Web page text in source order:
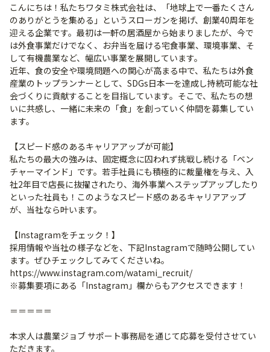
こんにちは！私たちワタミ株式会社は、「地球上で一番たくさん
のありがとうを集める」というスローガンを掲げ、創業40周年を
迎える企業です。最初は一軒の居酒屋から始まりましたが、今で
は外食事業だけでなく、お弁当を届ける宅食事業、環境事業、そ
して有機農業など、幅広い事業を展開しています。
近年、食の安全や環境問題への関心が高まる中で、私たちは外食
産業のトップランナーとして、SDGs日本一を達成し持続可能な社
会づくりに貢献することを目指しています。そこで、私たちの想
いに共感し、一緒に未来の「食」を創っていく仲間を募集してい
ます。
【スピード感のあるキャリアアップが可能】
私たちの最大の強みは、固定概念に囚われず挑戦し続ける「ベン
チャーマインド」です。若手社員にも積極的に裁量権を与え、入
社2年目で店長に抜擢されたり、海外事業へステップアップしたり
といった社員も！このようなスピード感のあるキャリアアップ
が、当社なら叶います。
【Instagramをチェック！】
採用情報や当社の様子などを、下記Instagramで随時公開してい
ます。ぜひチェックしてみてくださいね。
https://www.instagram.com/watami_recruit/
※募集要項にある「Instagram」欄からもアクセスできます！
＝＝＝＝＝
本求人は農業ジョブ サポート事務局を通じて応募を受付させてい
ただきます。